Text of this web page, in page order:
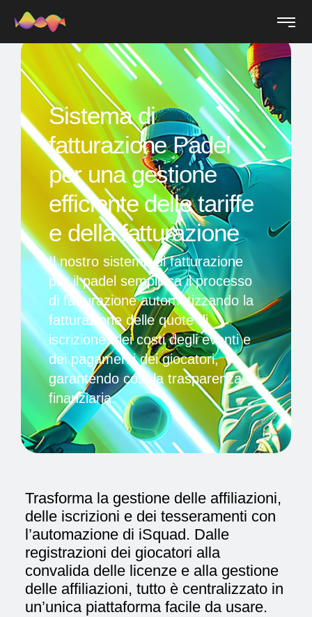
Sistema di
fatturazione Padel
per una gestione
efficiente delle tariffe
e della fatturazione
Il nostro sistema di fatturazione
per il padel semplifica il processo
di fatturazione automatizzando la
fatturazione delle quote di
iscrizione, dei costi degli eventi e
dei pagamenti dei giocatori,
garantendo così la trasparenza
finanziaria.
Trasforma la gestione delle affiliazioni,
delle iscrizioni e dei tesseramenti con
l’automazione di iSquad. Dalle
registrazioni dei giocatori alla
convalida delle licenze e alla gestione
delle affiliazioni, tutto è centralizzato in
un’unica piattaforma facile da usare.